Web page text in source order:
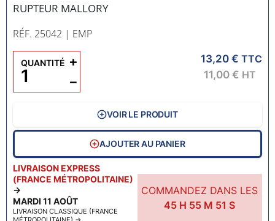
RUPTEUR MALLORY
RÉF. 25042 | EMP
LIVRAISON EXPRESS
(FRANCE MÉTROPOLITAINE)
→
MARDI 11 AOÛT
LIVRAISON CLASSIQUE (FRANCE
COMMANDEZ DANS LES
45H 55M 50 S
13,20 € TTC
11,00 € HT
QUANTITÉ
−
+
VOIR LE PRODUIT
AJOUTER AU PANIER